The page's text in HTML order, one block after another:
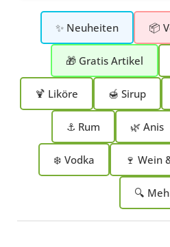
✨ Neuheiten 📦
🎁 Gratis Artikel
🍹 Liköre 🍯 Sirup
⚓ Rum 🌿 Anis
❄️ Vodka 🍷 Wein
🔍